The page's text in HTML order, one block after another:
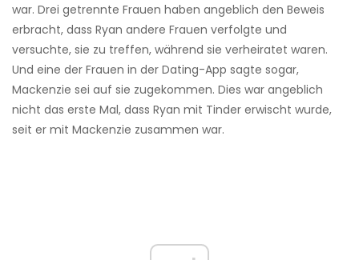
war. Drei getrennte Frauen haben angeblich den Beweis
erbracht, dass Ryan andere Frauen verfolgte und
versuchte, sie zu treffen, während sie verheiratet waren.
Und eine der Frauen in der Dating-App sagte sogar,
Mackenzie sei auf sie zugekommen. Dies war angeblich
nicht das erste Mal, dass Ryan mit Tinder erwischt wurde,
seit er mit Mackenzie zusammen war.